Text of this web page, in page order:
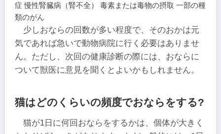
症 慢性腎臓病（腎不全） 毒素または毒物の摂取 一部の種
類のがん
少しおならの回数が多い程度で、そのおかは元
気であれば急いで動物病院に行く必要はありませ
ん。ただし、次回の健康診断の際には、おならに
ついて獣医に意見を聞くとよいかもしれません。
猫はどのくらいの頻度でおならをする?
猫が1日に何回おならをするかは、個体が大きく